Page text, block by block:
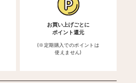
お買い上げごとに
ポイント還元
(※定期購入でのポイントは
使えません)